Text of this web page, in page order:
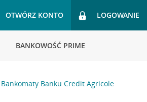
OTWÓRZ KONTO LOGOWANIE
BANKOWOŚĆ PRIME
Bankomaty Banku Credit Agricole